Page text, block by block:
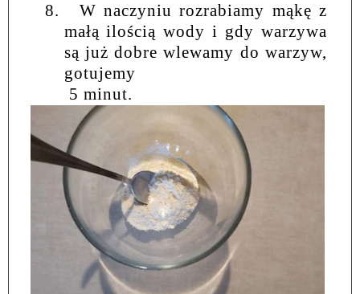
8.
W naczyniu rozrabiamy mąkę z
małą ilością wody i gdy warzywa
są już dobre wlewamy do warzyw,
gotujemy
5 minut.